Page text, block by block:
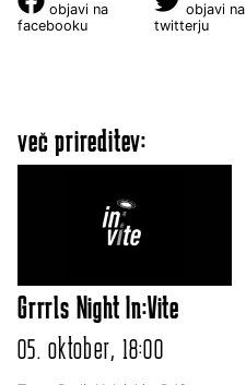
objavi na
facebooku
objavi na
twitterju
več prireditev:
Grrrls Night In:Vite
05. oktober, 18:00